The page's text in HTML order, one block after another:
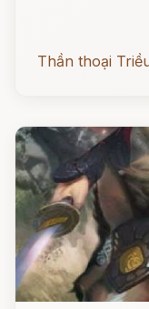
Thần thoại